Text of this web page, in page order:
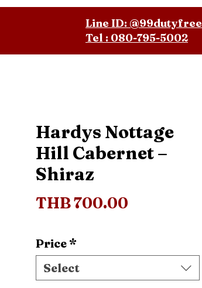
Line ID: @99dutyfree
Tel : 080-795-5002
Hardys Nottage
Hill Cabernet –
Shiraz
THB 700.00
Price *
Select